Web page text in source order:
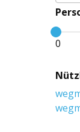
0